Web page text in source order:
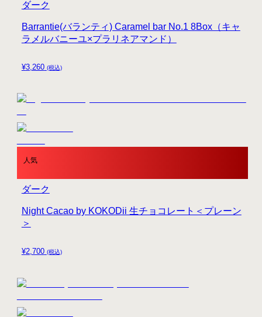
¥3,260 (税込)
Barrantie(バランティ) Caramel bar No.1 8Box（キャ
ラメルバニーユ×プラリネアマンド）
ダーク
人気
¥2,700 (税込)
Night Cacao by KOKODii 生チョコレート＜プレーン
＞
ダーク